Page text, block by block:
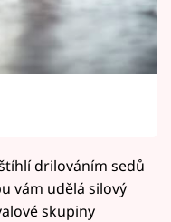
drilováním sedů
vám udělá silový
skupiny